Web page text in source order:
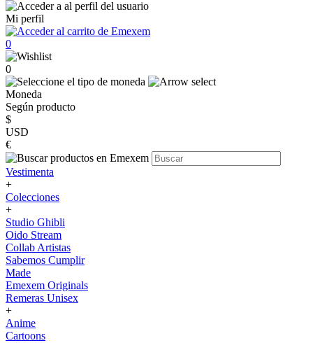
Mi perfil
0
0
Moneda
Según producto
$
USD
€
Vestimenta
+
Colecciones
+
Studio Ghibli
Oido Stream
Collab Artistas
Sabemos Cumplir
Made
Emexem Originals
Remeras Unisex
+
Anime
Cartoons